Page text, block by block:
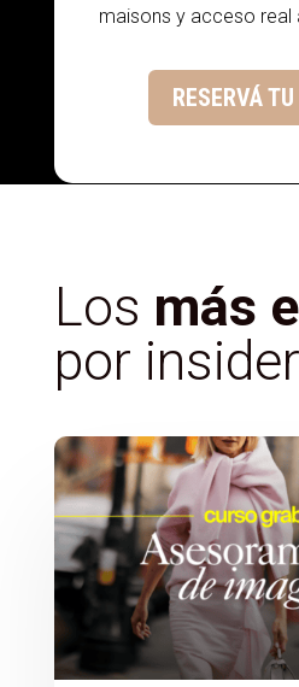
maisons y acceso real
RESERVÁ
Los más
por